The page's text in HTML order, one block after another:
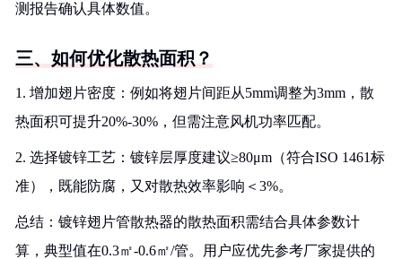
测报告确认具体数值。
三、如何优化散热面积？
1. 增加翅片密度：例如将翅片间距从5mm调整为3mm，散
热面积可提升20%-30%，但需注意风机功率匹配。
2. 选择镀锌工艺：镀锌层厚度建议≥80μm（符合ISO 1461标
准），既能防腐，又对散热效率影响＜3%。
总结：镀锌翅片管散热器的散热面积需结合具体参数计
算，典型值在0.3㎡-0.6㎡/管。用户应优先参考厂家提供的